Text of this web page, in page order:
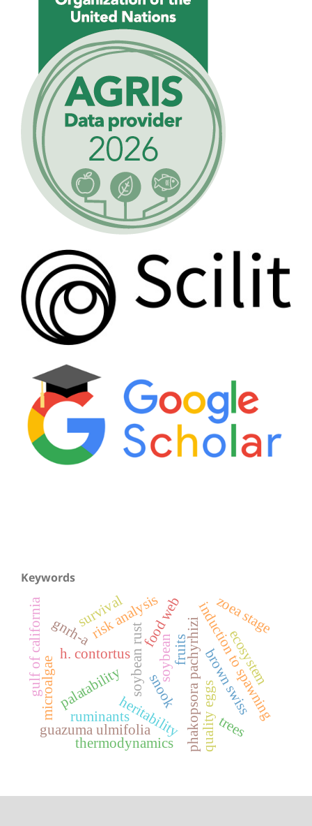
Keywords
phakopsora pachyrhizi
soybean
soybean rust
risk analysis
brown swiss
heritability
h. contortus
guazuma ulmifolia
snook induction to spawning
gnrh-a
quality eggs
palatability
fruits
trees
ruminants
ecosystem
food web
thermodynamics
gulf of california zoea stage
microalgae
survival